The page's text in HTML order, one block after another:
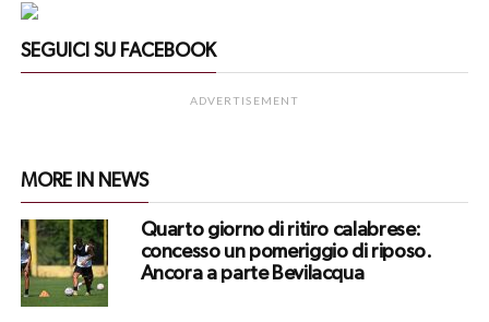
SEGUICI SU FACEBOOK
ADVERTISEMENT
MORE IN NEWS
Quarto giorno di ritiro calabrese:
concesso un pomeriggio di riposo.
Ancora a parte Bevilacqua